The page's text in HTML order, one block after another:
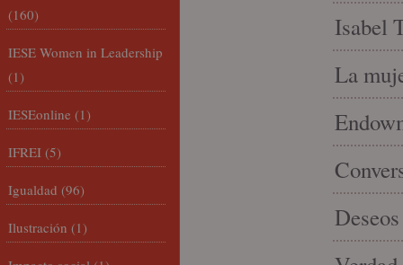
Isabel
La
(160)
IESE Women in Leadership
(1)
IESEonline (1)
IFREI (5)
Igualdad (96)
Ilustración (1)